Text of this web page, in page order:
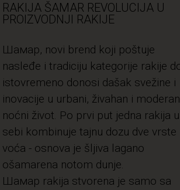
RAKIJA ŠAMAR REVOLUCIJA U
PROIZVODNJI RAKIJE
Шамар, novi brend koji poštuje
nasleđe i tradiciju kategorije rakije
istovremeno donosi dašak svežine i
inovacije u urbani, živahan i moderan
noćni život. Po prvi put jedna rakija u
sebi kombinuje tajnu dozu dve vrste
voća - osnova je šljiva lagano
ošamarena notom dunje.
Шамар rakija stvorena je samo sa